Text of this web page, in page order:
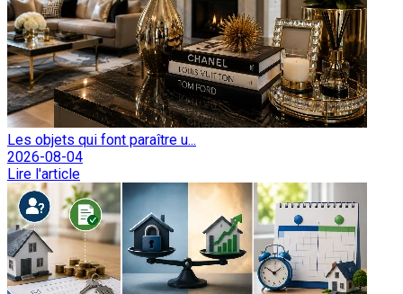
Les objets qui font paraître u...
2026-08-04
Lire l'article